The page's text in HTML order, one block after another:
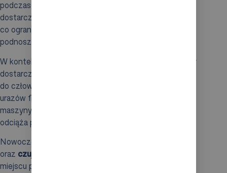
podczas gdy roboty dbają o ergonomię. Systemy te
dostarczają ładunki bezpośrednio do stanowisk pracy,
co ogranicza konieczność schylania się czy
podnoszenia ciężarów.
W kontekście obsługi niewielkich przedmiotów, towary
dostarczane są na wysokość pasa w systemie „towar
do człowieka”, co zmniejsza ryzyko zmęczenia oraz
urazów fizycznych. W przypadku większych ładunków,
maszyny przejmują transport palet, co znacząco
odciąża pracowników i ich kręgosłupy.
Nowoczesne technologie, takie jak
oraz czujniki kolizji
miejscu pracy, monitorując otoczenie i szybko